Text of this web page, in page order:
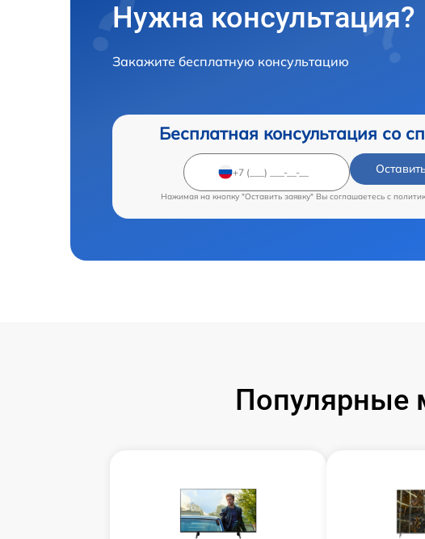
Нужна консультация?
Закажите бесплатную консультацию
Бесплатная консультация со
Нажимая на кнопку "Оставить заявку" Вы соглашаетесь c
Популярные